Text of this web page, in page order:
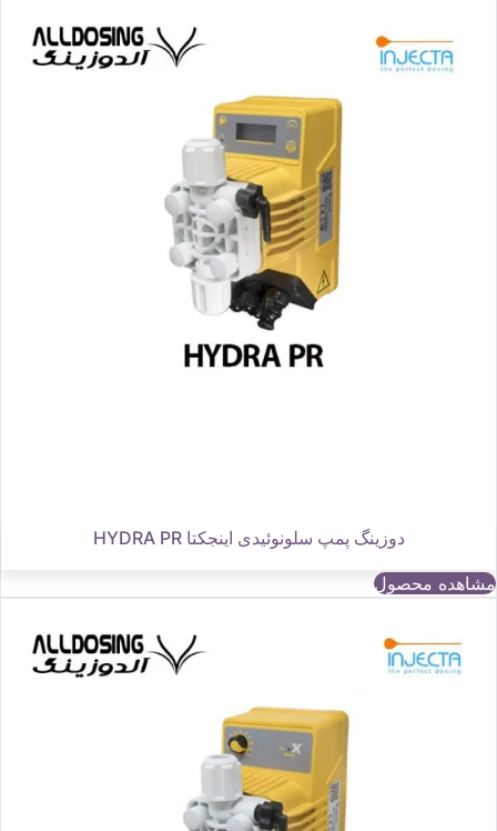
دوزینگ پمپ سلونوئیدی اینجکتا HYDRA PR
مشاهده محصول